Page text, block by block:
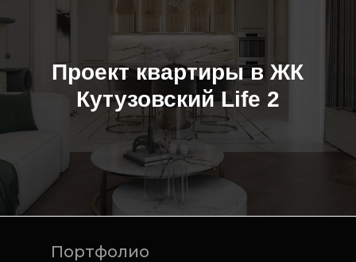
Проект квартиры в ЖК
Кутузовский Life 2
Портфолио